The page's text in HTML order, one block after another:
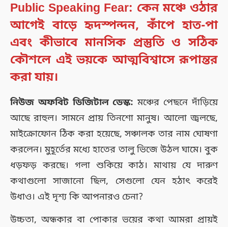
Public Speaking Fear: কেন মঞ্চে ওঠার
আগেই বাড়ে হৃদস্পন্দন, কাঁপে হাত-পা
এবং কীভাবে মানসিক প্রস্তুতি ও সঠিক
কৌশলে এই ভয়কে আত্মবিশ্বাসে রূপান্তর
করা যায়।
নিউজ অফবিট ডিজিটাল ডেস্ক: মঞ্চের পেছনে দাঁড়িয়ে
আছে রাহুল। সামনে প্রায় তিনশো মানুষ। আলো জ্বলছে,
মাইক্রোফোন ঠিক করা হয়েছে, সঞ্চালক তার নাম ঘোষণা
করলেন। মুহূর্তের মধ্যে হাতের তালু ভিজে উঠল ঘামে। বুক
ধড়ফড় করছে। গলা শুকিয়ে কাঠ। মাথায় যে দারুণ
কথাগুলো সাজানো ছিল, সেগুলো যেন হঠাৎ করেই
উধাও। এই দৃশ্য কি আপনারও চেনা?
উচ্চতা, অন্ধকার বা পোকার ভয়ের কথা আমরা প্রায়ই